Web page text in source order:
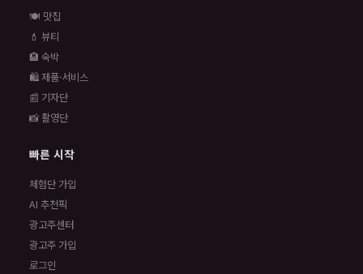
🍽️ 맛집
💄 뷰티
🏨 숙박
🛍️ 제품·서비스
📰 기자단
📸 촬영단
빠른 시작
체험단 가입
AI 추천픽
광고주센터
광고주 가입
로그인